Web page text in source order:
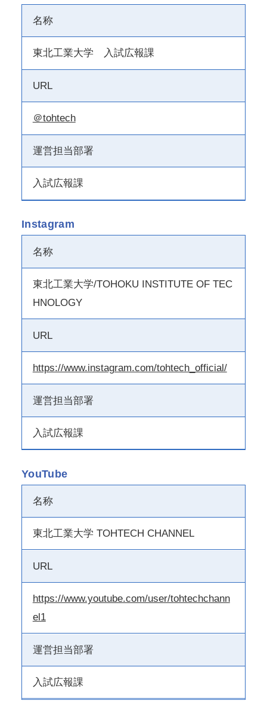
名称
東北工業大学 入試広報課
URL
＠tohtech
運営担当部署
入試広報課
Instagram
名称
東北工業大学/TOHOKU INSTITUTE OF TEC
HNOLOGY
URL
https://www.instagram.com/tohtech_official/
運営担当部署
入試広報課
YouTube
名称
東北工業大学 TOHTECH CHANNEL
URL
https://www.youtube.com/user/tohtechchann
el1
運営担当部署
入試広報課